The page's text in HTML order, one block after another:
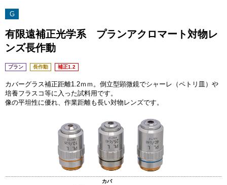
G
有限遠補正光学系 プランアクロマート対物レ
ンズ長作動
プラン 長作動 補正1.2
カバーグラス補正距離1.2ｍｍ。倒立型顕微鏡でシャーレ（ペトリ皿）や
培養フラスコ等に入った試料用です。
像の平坦性に優れ、作業距離も長い対物レンズです。
カバ